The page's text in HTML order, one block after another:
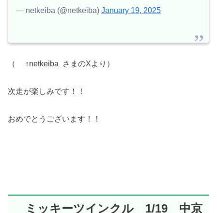
— netkeiba (@netkeiba) January 19, 2025
（ ↑netkeiba さまのXより）
次走が楽しみです！！
おめでとうございます！！
ミッキーツインクル 1/19 中京